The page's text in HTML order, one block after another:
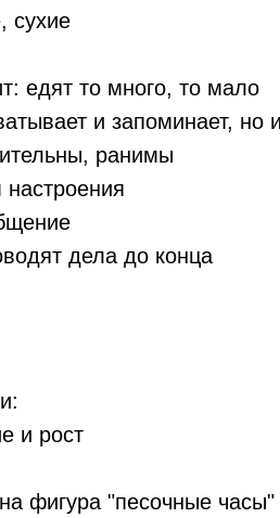
сухие
едят то много, то мало
и запоминает, но
ранимы
дела до конца
и рост
фигура "песочные часы"